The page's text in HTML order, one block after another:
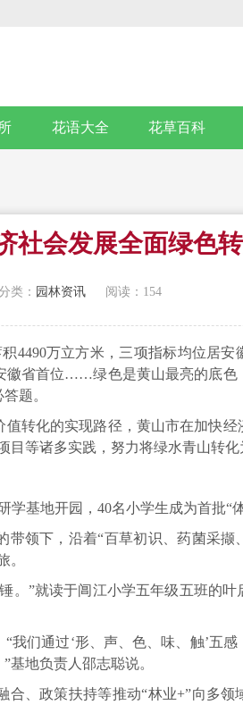
花语大全 花草百科
社会发展全面绿色
类： 园林资讯 阅读：154
4490万立方米，三项指标均位居安
徽省首位……绿色是黄山最亮的底色
题。
转化的实现路径，黄山市在加快
等诸多实践，努力将绿水青山转化
基地开园，40名小学生成为首批“体
领下，沿着“百草初识、药菌采撷
。
。”就读于阊江小学五年级五班的
我们通过‘形、声、色、味、触’五
基地负责人邵志聪说。
、政策扶持等推动“林业+”向多领